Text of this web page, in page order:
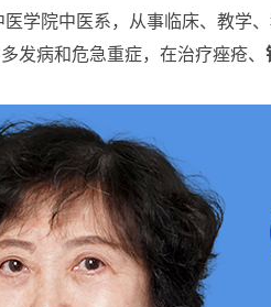
学院中医系，从事临床、教学
发病和危急重症，在治疗痤疮、